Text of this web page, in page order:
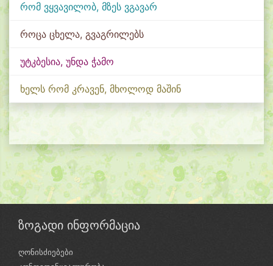
რომ ვყვავილობ, მზეს ვგავარ
როცა ცხელა, გვაგრილებს
უტკბესია, უნდა ჭამო
ხელს რომ კრავენ, მხოლოდ მაშინ
ზოგადი ინფორმაცია
ღონისძიებები